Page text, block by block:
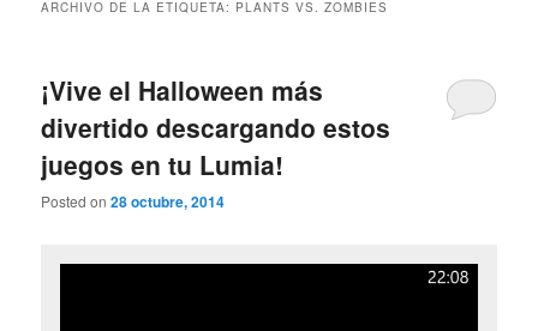
ARCHIVO DE LA ETIQUETA: PLANTS VS. ZOMBIES
¡Vive el Halloween más
divertido descargando estos
juegos en tu Lumia!
Posted on28 octubre, 2014